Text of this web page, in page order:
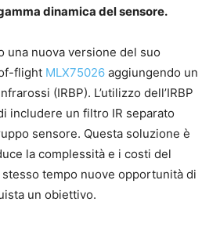
dinamica del sensore.
una nuova versione del suo
flight MLX75026 aggiungendo un
(IRBP). L’utilizzo dell’IRBP
includere un filtro IR separato
sensore. Questa soluzione è
la complessità e i costi del
tempo nuove opportunità di
un obiettivo.